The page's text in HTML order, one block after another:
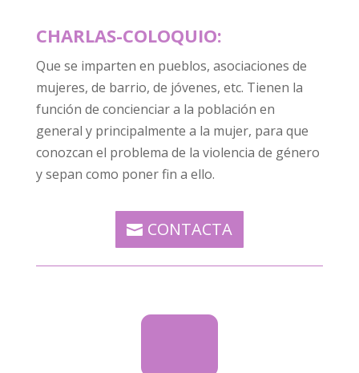
CHARLAS-COLOQUIO:
Que se imparten en pueblos, asociaciones de
mujeres, de barrio, de jóvenes, etc. Tienen la
función de concienciar a la población en
general y principalmente a la mujer, para que
conozcan el problema de la violencia de género
y sepan como poner fin a ello.
CONTACTA
